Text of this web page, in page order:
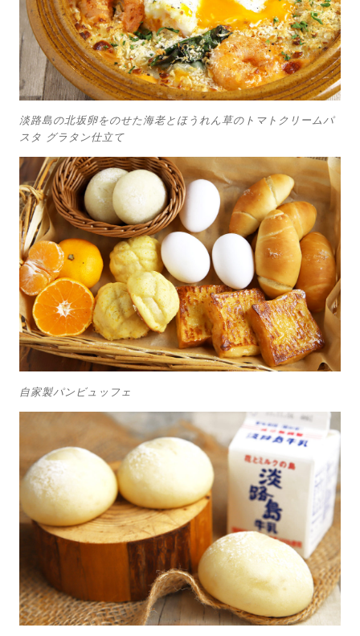
淡路島の北坂卵をのせた海老とほうれん草のトマトクリームパ
スタ グラタン仕立て
自家製パンビュッフェ